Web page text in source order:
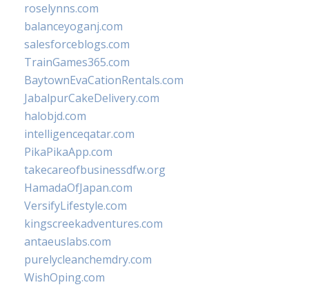
roselynns.com
balanceyoganj.com
salesforceblogs.com
TrainGames365.com
BaytownEvaCationRentals.com
JabalpurCakeDelivery.com
halobjd.com
intelligenceqatar.com
PikaPikaApp.com
takecareofbusinessdfw.org
HamadaOfJapan.com
VersifyLifestyle.com
kingscreekadventures.com
antaeuslabs.com
purelycleanchemdry.com
WishOping.com